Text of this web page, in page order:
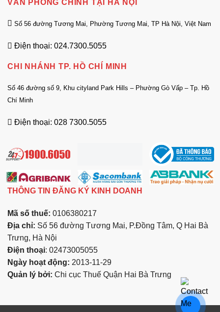
VĂN PHÒNG CHÍNH TẠI HÀ NỘI
Số 56 đường Tương Mai, Phường Tương Mai, TP Hà Nội, Việt Nam
Điện thoại: 024.7300.5055
CHI NHÁNH TP. HỒ CHÍ MINH
Số 46 đường số 9, Khu cityland Park Hills – Phường Gò Vấp – Tp. Hồ
Chí Minh
Điện thoại: 028 7300.5055
THÔNG TIN ĐĂNG KÝ KINH DOANH
Mã số thuế: 0106380217
Địa chỉ: Số 56 đường Tương Mai, P.Đồng Tâm, Q Hai Bà
Trưng, Hà Nội
Điện thoại: 02473005055
Ngày hoạt động: 2013-11-29
Quản lý bởi: Chi cục Thuế Quận Hai Bà Trưng